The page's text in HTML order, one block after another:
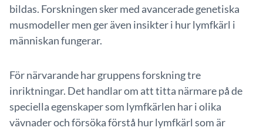
bildas. Forskningen sker med avancerade genetiska
musmodeller men ger även insikter i hur lymfkärl i
människan fungerar.
För närvarande har gruppens forskning tre
inriktningar. Det handlar om att titta närmare på de
speciella egenskaper som lymfkärlen har i olika
vävnader och försöka förstå hur lymfkärl som är